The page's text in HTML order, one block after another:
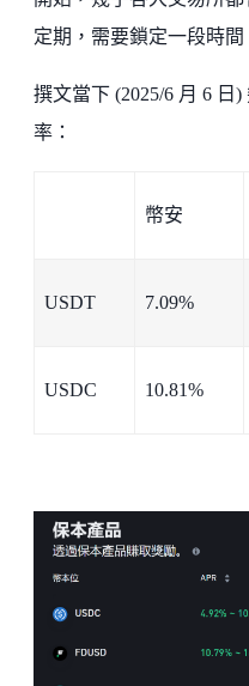
定期，需要鎖定一段時間
撰文當下 (2025/6 月 6 日
率：
幣安
USDT 7.09%
USDC 10.81%